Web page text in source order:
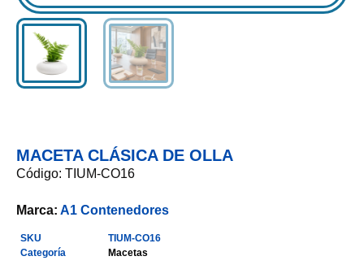
MACETA CLÁSICA DE OLLA
Código: TIUM-CO16
Marca: A1 Contenedores
SKU
TIUM-CO16
Categoría
Macetas